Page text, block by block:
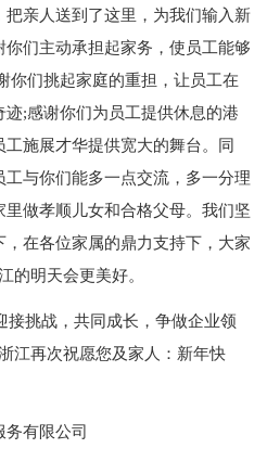
亲人送到了这里，为我们输入新
们主动承担起家务，使员工能够
你们挑起家庭的重担，让员工在
;感谢你们为员工提供休息的港
施展才华提供宽大的舞台。同
与你们能多一点交流，多一分理
做孝顺儿女和合格父母。我们坚
在各位家属的鼎力支持下，大家
的明天会更美好。
接挑战，共同成长，争做企业领
江再次祝愿您及家人：新年快
有限公司